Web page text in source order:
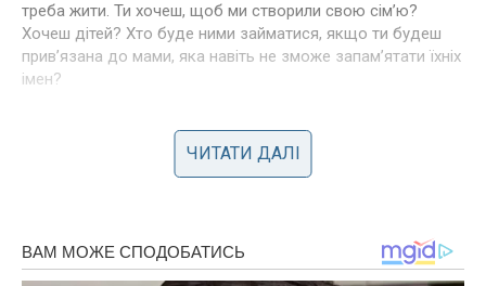
треба жити. Ти хочеш, щоб ми створили свою сім’ю?
Хочеш дітей? Хто буде ними займатися, якщо ти будеш
прив’язана до мами, яка навіть не зможе запам’ятати їхніх
імен?
Він знову влучив у болісну точку. Діти. Ми говорили про це
пів року тому. Потім розмови припинилися, бо на це не
— Ти вже маєш час. Тиждень. Тиждень на те, щоб
ЧИТАТИ ДАЛІ